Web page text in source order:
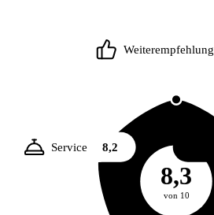
8,3
von 10
Weiterempfehlung
Service 8,2